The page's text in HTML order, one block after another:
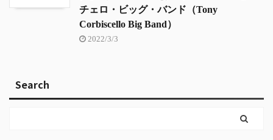
チェロ・ビッグ・バンド（Tony
Corbiscello Big Band）
2022/3/3
Search